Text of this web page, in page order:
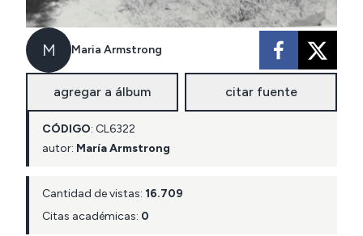
M Maria Armstrong
agregar a álbum citar fuente
CÓDIGO: CL6322
autor: María Armstrong
Cantidad de vistas: 16.709
Citas académicas: 0